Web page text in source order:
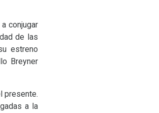
conjugar
de las
estreno
Breyner
presente.
a la